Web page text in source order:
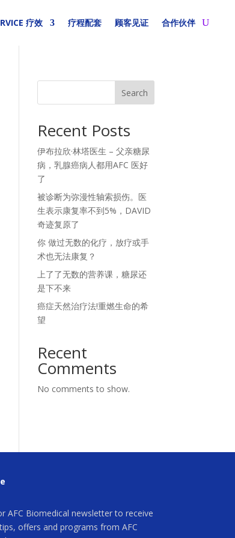
疗效 疗程配套 顾客见证 合作伙伴
Search
Recent Posts
伊布拉欣·林塔医生 – 父亲糖尿
病，乳腺癌病人都用AFC 医好
了
被诊断为弥漫性轴索损伤。医
生表示康复率不到5%，DAVID
奇迹复原了
你 做过无数的化疗，放疗或手
术也无法康复？
上了了无数的营养课，糖尿还
是下不来
癌症天然治疗法!重燃生命的希
望
Recent
Comments
No comments to show.
AFC Biomedical newsletter to receive
offers and programs from AFC